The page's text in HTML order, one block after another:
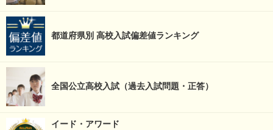
都道府県別 高校入試偏差値ランキング
全国公立高校入試（過去入試問題・正答）
イード・アワード